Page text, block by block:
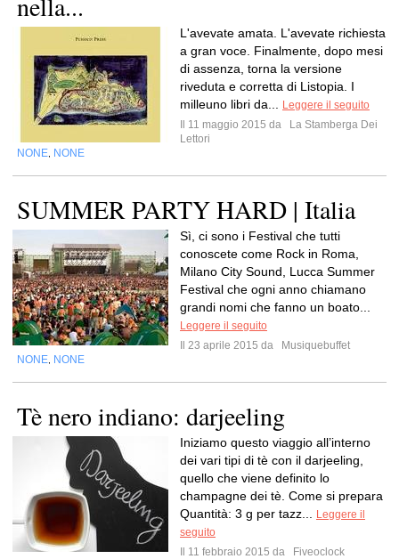
L'avevate amata. L'avevate richiesta
a gran voce. Finalmente, dopo mesi
di assenza, torna la versione
riveduta e corretta di Listopia. I
milleuno libri da...
Leggere il seguito
Il 11 maggio 2015 da
La Stamberga Dei
Lettori
NONE NONE
SUMMER PARTY HARD | Italia
Sì, ci sono i Festival che tutti
conoscete come Rock in Roma,
Milano City Sound, Lucca Summer
Festival che ogni anno chiamano
grandi nomi che fanno un boato...
Leggere il seguito
Il 23 aprile 2015 da
Musiquebuffet
NONE NONE
Tè nero indiano: darjeeling
Iniziamo questo viaggio all’interno
dei vari tipi di tè con il darjeeling,
quello che viene definito lo
champagne dei tè. Come si prepara
Quantità: 3 g per tazz...
Leggere il
seguito
Il 11 febbraio 2015 da
Fiveoclock